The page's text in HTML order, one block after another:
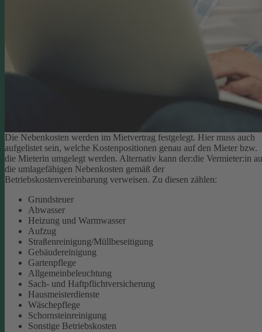
Die Nebenkosten werden im Mietvertrag festgelegt. Hier muss auch
aufgelistet sein, welche Kostenpositionen genau auf den Mieter bzw.
die Mieterin umgelegt werden. Alternativ kann der:die Vermieter:in
die umlagefähigen Nebenkosten gemäß der
Betriebskostenvereinbarung verweisen. Zu diesen zählen:
Grundsteuer
Abwasser
Heizung und Warmwasser
Aufzug
Straßenreinigung/Müllbeseitigung
Gebäudereinigung
Gartenpflege
Allgemeinbeleuchtung
Sach- und Haftpflichtversicherung
Hausmeisterdienste
Wäschepflege
Schornsteinreinigung
Sonstige Betriebskosten